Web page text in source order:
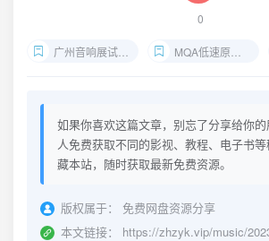
0
广州音响展试音碟 MQA低速原抓下载
如果你喜欢这篇文章，别忘了分享给你
人免费获取不同的影视、教程、电子书
藏本站，随时获取最新免费资源。
版权属于：
免费网盘资源分享
本文链接：
https://zhzyk.vip/music/